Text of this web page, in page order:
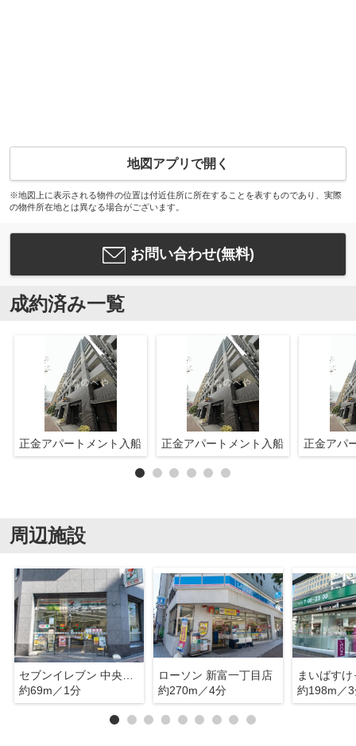
地図アプリで開く
※地図上に表示される物件の位置は付近住所に所在することを表すものであり、実際
の物件所在地とは異なる場合がございます。
お問い合わせ(無料)
成約済み一覧
正金アパートメント入船 正金アパートメント入船 正金アパ
周辺施設
セブンイレブン 中央区入船3丁目店
約69m／1分
ローソン 新富一丁目店
約270m／4分
約198m／